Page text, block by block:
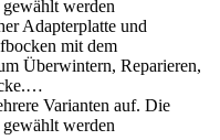
werden
Adapterplatte und
mit dem
Überwintern, Reparieren,
Varianten auf. Die
werden